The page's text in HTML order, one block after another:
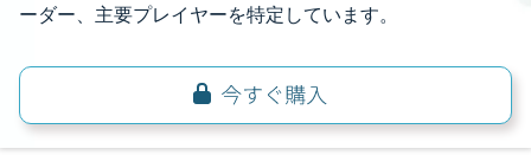
ーダー、主要プレイヤーを特定しています。